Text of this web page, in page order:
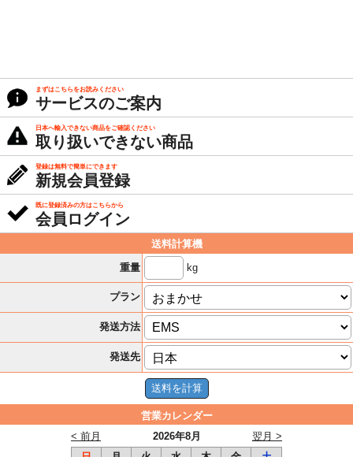
まずはこちらをお読みください
サービスのご案内
日本へ輸入できない商品をご確認ください
取り扱いできない商品
登録は無料で簡単にできます
新規会員登録
既に登録済みの方はこちらから
会員ログイン
送料計算機
重量
kg
プラン
発送方法
発送先
営業カレンダー
2026年8月
< 前月
翌月 >